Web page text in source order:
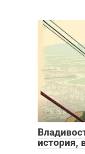
Россия
история,